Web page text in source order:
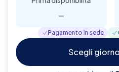
-
Pagamento in sede
Scegli